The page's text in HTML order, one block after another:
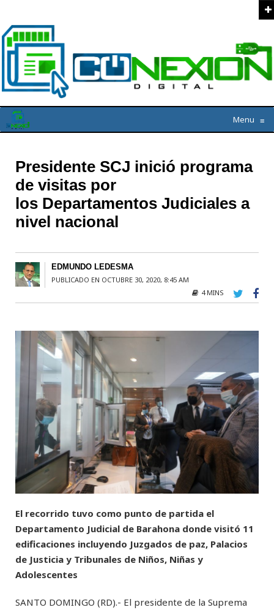
Menu ≡
Presidente SCJ inició programa
de visitas por
los Departamentos Judiciales a
nivel nacional
EDMUNDO LEDESMA
PUBLICADO EN OCTUBRE 30, 2020, 8:45 AM
4 MINS
El recorrido tuvo como punto de partida el
Departamento Judicial de Barahona donde visitó 11
edificaciones incluyendo Juzgados de paz, Palacios
de Justicia y Tribunales de Niños, Niñas y
Adolescentes
SANTO DOMINGO (RD).- El presidente de la Suprema